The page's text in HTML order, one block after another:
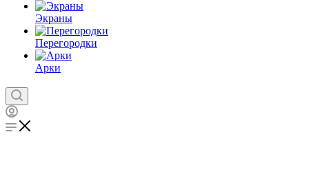
Экраны
Перегородки
Арки